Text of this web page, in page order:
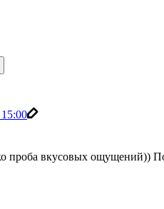
проба вкусовых ощущений))